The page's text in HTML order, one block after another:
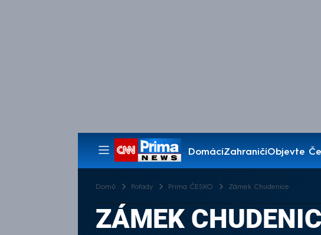
DomácíZahraničíObjevte
Pořady
Domů Pořady Prima ČESKO Zámek Chudenice
ZÁMEK